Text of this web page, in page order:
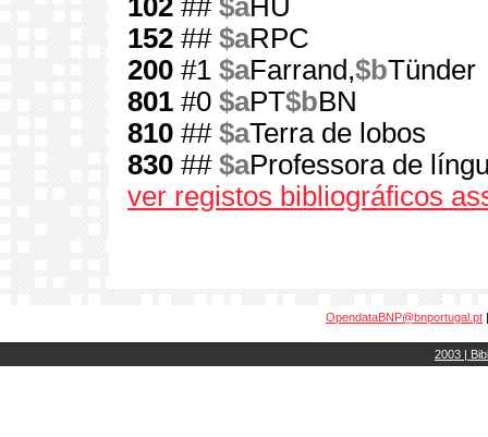
102 ## $aHU
152 ## $aRPC
200 #1 $aFarrand,$bTünder
801 #0 $aPT$bBN
810 ## $aTerra de lobos
830 ## $aProfessora de
ver registos bibliográficos
OpendataBNP@bnportugal.pt
2003 |